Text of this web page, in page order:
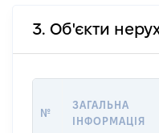
3. Об'єкти
№
ЗАГАЛЬНА
ІНФОРМАЦІЯ